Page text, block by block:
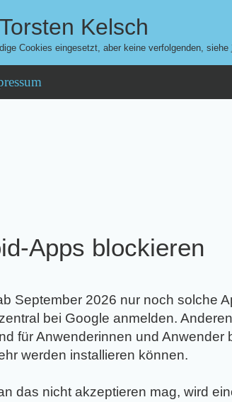
Torsten Kelsch
Cookies eingesetzt, aber keine verfolgenden, siehe
Apps blockieren
September 2026 nur noch solche
bei Google anmelden.
für Anwenderinnen und Anwender
werden installieren können.
das nicht akzeptieren mag, wird